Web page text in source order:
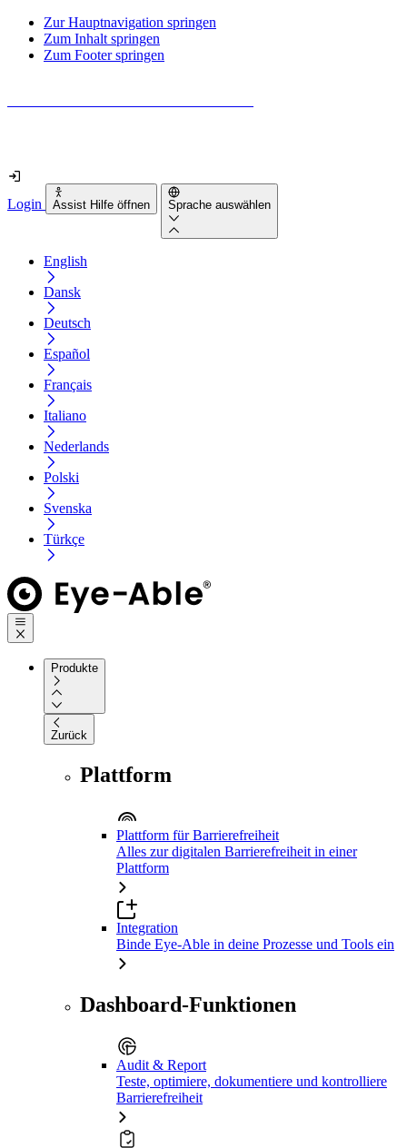
Zur Hauptnavigation springen
Zum Inhalt springen
Zum Footer springen
Login Assist Hilfe öffnen Sprache auswählen
English
Dansk
Deutsch
Español
Français
Italiano
Nederlands
Polski
Svenska
Türkçe
Produkte
Zurück
Plattform
Plattform für Barrierefreiheit
Alles zur digitalen Barrierefreiheit in einer
Plattform
Integration
Binde Eye-Able in deine Prozesse und Tools ein
Dashboard-Funktionen
Audit & Report
Teste, optimiere, dokumentiere und kontrolliere
Barrierefreiheit